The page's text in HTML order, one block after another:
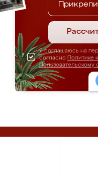
Я соглашаюсь на
согласно Политике
Пользовательскому